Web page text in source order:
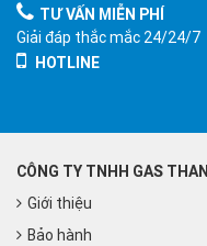
TƯ VẤN MIỄN PHÍ
Giải đáp thắc mắc 24/24/7
HOTLINE
CÔNG TY TNHH GAS
Giới thiệu
Bảo hành